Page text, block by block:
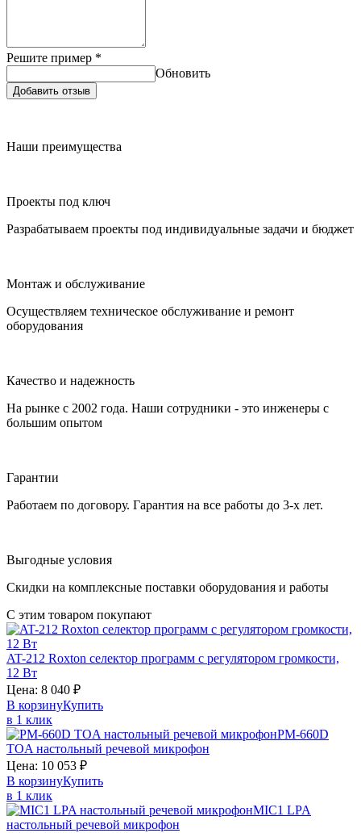
Решите пример *
Обновить
Добавить отзыв
Наши преимущества
Проекты под ключ
Разрабатываем проекты под индивидуальные задачи и бюджет
Монтаж и обслуживание
Осуществляем техническое обслуживание и ремонт
оборудования
Качество и надежность
На рынке с 2002 года. Наши сотрудники - это инженеры с
большим опытом
Гарантии
Работаем по договору. Гарантия на все работы до 3-х лет.
Выгодные условия
Скидки на комплексные поставки оборудования и работы
С этим товаром покупают
AT-212 Roxton селектор программ с регулятором громкости,
12 Вт
Цена: 8 040 ₽
В корзинуКупить
в 1 клик
PM-660D
TOA настольный речевой микрофон
Цена: 10 053 ₽
В корзинуКупить
в 1 клик
MIC1 LPA
настольный речевой микрофон